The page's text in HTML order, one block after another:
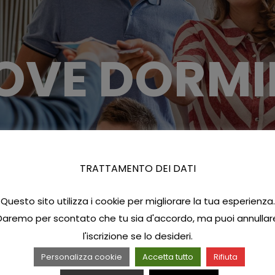
TRATTAMENTO DEI DATI
Questo sito utilizza i cookie per migliorare la tua esperienza.
per scontato che tu sia d'accordo, ma puoi
l'iscrizione se lo desideri.
Personalizza cookie Accetta tutto
Rifiuta